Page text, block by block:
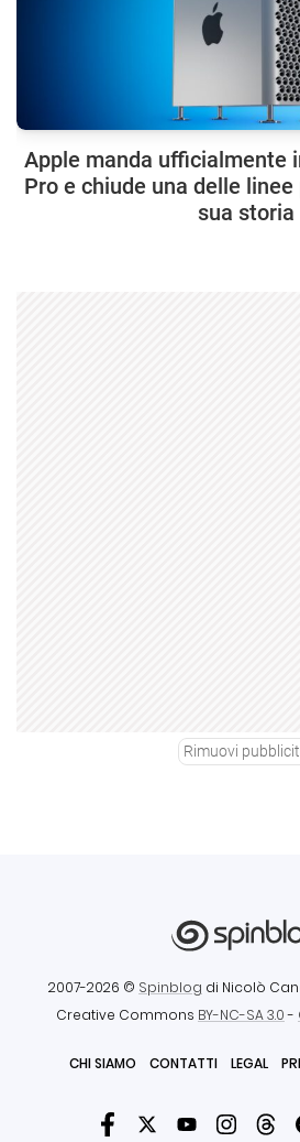
Apple manda ufficialmente
Pro e chiude una delle
sua storia
Rimuovi
2007-2026 © Spinblog di Nicolò
Creative Commons BY-NC-SA 3.0-
CHI SIAMO CONTATTI LEGAL